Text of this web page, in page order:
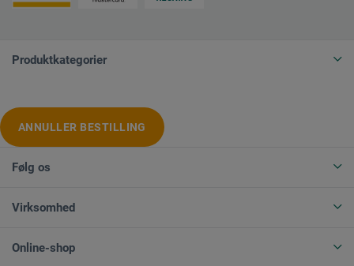
Produktkategorier
ANNULLER BESTILLING
Følg os
Virksomhed
Online-shop